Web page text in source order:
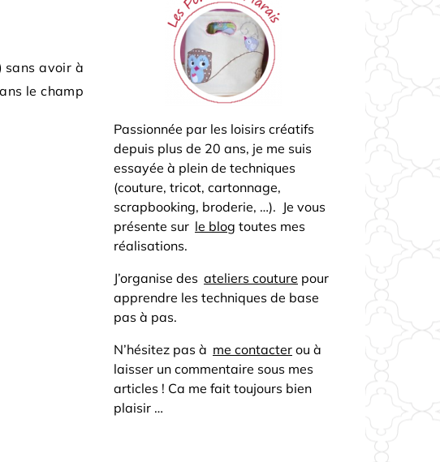
sans avoir à
le champ
Passionnée par les loisirs créatifs
depuis plus de 20 ans, je me suis
essayée à plein de techniques
(couture, tricot, cartonnage,
scrapbooking, broderie, …). Je vous
présente sur le blog toutes mes
réalisations.
J’organise des ateliers couture pour
apprendre les techniques de base
pas à pas.
N’hésitez pas à me contacter ou à
laisser un commentaire sous mes
articles ! Ca me fait toujours bien
plaisir …